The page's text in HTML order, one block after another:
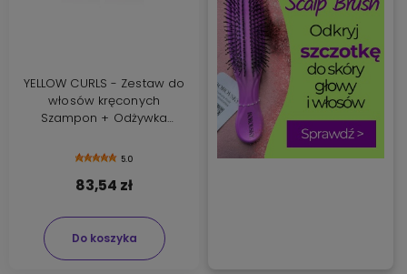
YELLOW CURLS - Zestaw do
włosów kręconych
Szampon + Odżywka
5.0
83,54 zł
Do koszyka